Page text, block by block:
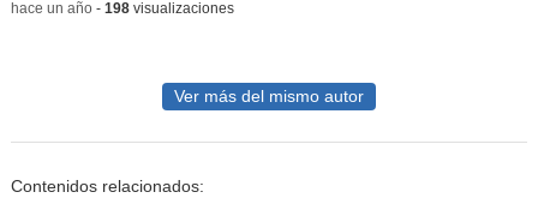
-hace un año- 198visualizaciones
Ver más del mismo autor
Contenidos relacionados: